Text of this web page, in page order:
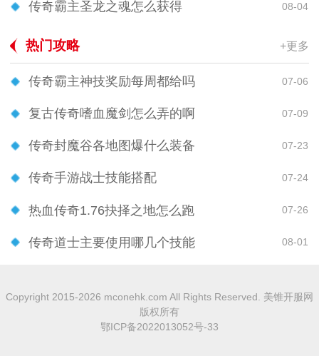
传奇霸主圣龙之魂怎么获得 08-04
热门攻略 +更多
传奇霸主神技奖励每周都给吗 07-06
复古传奇嗜血魔剑怎么弄的啊 07-09
传奇封魔谷各地图爆什么装备 07-23
传奇手游战士技能搭配 07-24
热血传奇1.76抉择之地怎么跑 07-26
传奇道士主要使用哪几个技能 08-01
Copyright 2015-2026 mconehk.com All Rights Reserved. 美锥开服网
版权所有
鄂ICP备2022013052号-33